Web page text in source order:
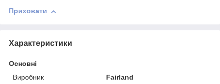
Приховати
Характеристики
Основні
Виробник
Fairland